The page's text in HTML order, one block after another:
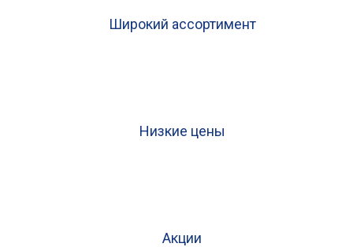
Широкий ассортимент
Низкие цены
Акции